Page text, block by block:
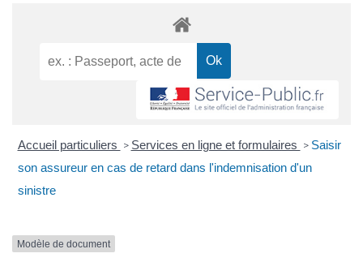
Accueil particuliers > Services en ligne et formulaires > Saisir
son assureur en cas de retard dans l'indemnisation d'un
sinistre
Modèle de document